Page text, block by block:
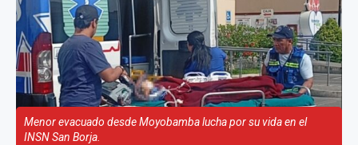
Menor evacuado desde Moyobamba lucha por su vida en el
INSN San Borja.